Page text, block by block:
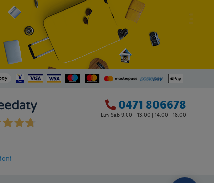
0471 806678
Lun-Sab 9.00 - 13.00 | 14.00 - 18.00